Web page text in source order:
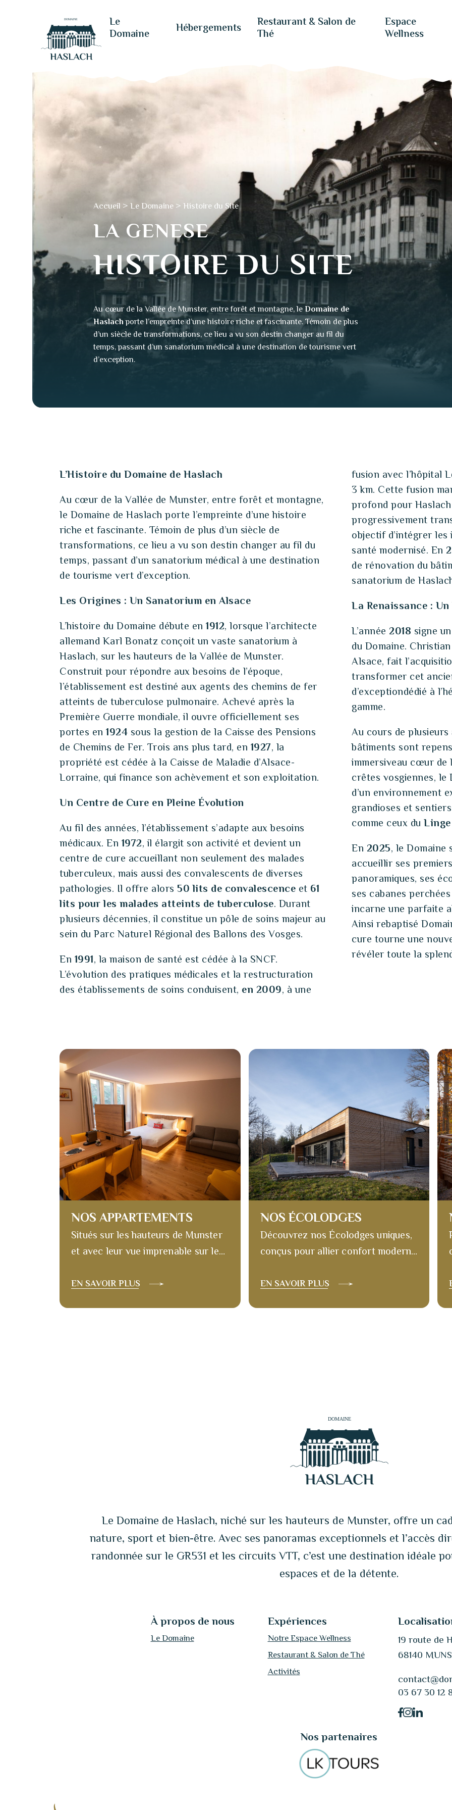
Le
Domaine Hébergements Restaurant & Salon de
Thé
Espace
Wellness
Accueil >Le Domaine>Histoire du Site
LA GENESE
HISTOIRE DU SITE
Au cœur de laVallée de Munster, entre forêt et montagne, leDomaine de
Haslachporte l’empreinte d’une histoire riche et fascinante. Témoin de plus
d’un siècle de transformations, ce lieu a vu son destin changer au fil du
temps, passant d’un sanatorium médical à une destination de tourisme vert
d’exception.
L’Histoire du Domaine de Haslach
Au cœur de la Vallée de Munster, entre forêt et montagne,
le Domaine de Haslach porte l’empreinte d’une histoire
riche et fascinante. Témoin de plus d’un siècle de
transformations, ce lieu a vu son destin changer au fil du
temps, passant d’un sanatorium médical à une destination
de tourisme vert d’exception.
Les Origines : Un Sanatorium en Alsace
L’histoire du Domaine débute en 1912, lorsque l’architecte
allemand Karl Bonatz conçoit un vaste sanatorium à
Haslach, sur les hauteurs de la Vallée de Munster.
Construit pour répondre aux besoins de l’époque,
l’établissement est destiné aux agents des chemins de fer
atteints de tuberculose pulmonaire. Achevé après la
Première Guerre mondiale, il ouvre officiellement ses
portes en 1924 sous la gestion de la Caisse des Pensions
de Chemins de Fer. Trois ans plus tard, en 1927, la
propriété est cédée à la Caisse de Maladie d’Alsace-
Lorraine, qui finance son achèvement et son exploitation.
Un Centre de Cure en Pleine Évolution
Au fil des années, l’établissement s’adapte aux besoins
médicaux. En 1972, il élargit son activité et devient un
centre de cure accueillant non seulement des malades
tuberculeux, mais aussi des convalescents de diverses
pathologies. Il offre alors 50 lits de convalescence et 61
lits pour les malades atteints de tuberculose. Durant
plusieurs décennies, il constitue un pôle de soins majeur au
sein du Parc Naturel Régional des Ballons des Vosges.
En 1991, la maison de santé est cédée à la SNCF.
L’évolution des pratiques médicales et la restructuration
des établissements de soins conduisent, en 2009, à une
fusion avec l’hôpital
3 km. Cette fusion
profond pour
progressivement
objectif d’intégrer
santé modernisé. En
de rénovation du
sanatorium de
La Renaissance :
L’année 2018 signe
du Domaine.
Alsace, fait
transformer cet
d’exceptiondédié à
gamme.
Au cours de
bâtiments sont
immersiveau cœur de
crêtes vosgiennes, le
d’un environnement
grandioses et
comme ceux du Linge
En 2025, le Domaine
accueillir ses
panoramiques, ses
ses cabanes
incarne une parfaite
Ainsi rebaptisé
cure tourne une
révéler toute la
NOS APPARTEMENTS
Situés sur les hauteurs de Munster
et avec leur vue imprenable sur le
appartements vous offrent un
EN SAVOIR PLUS
NOS ÉCOLODGES
Découvrez nos Écolodges uniques,
conçus pour allier confort moderne
Chacun de ces refuges durables a
EN SAVOIR PLUS
Le Domaine de Haslach, niché sur les hauteurs de Munster, offre un
nature, sport et bien-être. Avec ses panoramas exceptionnels et l’accès
randonnée sur le GR531 et les circuits VTT, c’est une destination idéale
espaces et de la détente.
À propos de nous
Le Domaine
Expériences
Notre Espace Wellness
Restaurant & Salon de Thé
Activités
19 route de
68140
03 67 30 12
Nos partenaires